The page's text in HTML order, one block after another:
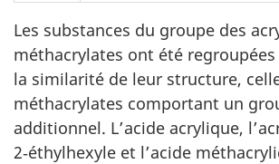
Les substances du groupe des
méthacrylates ont été
la similarité de leur structure,
méthacrylates comportant un
additionnel. L’acide acrylique,
2‑éthylhexyle et l’acide